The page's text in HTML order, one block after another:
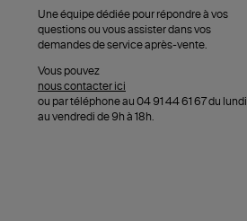
Une équipe dédiée pour répondre à vos
questions ou vous assister dans vos
demandes de service après-vente.
Vous pouvez
nous contacter ici
ou par téléphone au 04 91 44 61 67 du lundi
au vendredi de 9h à 18h.